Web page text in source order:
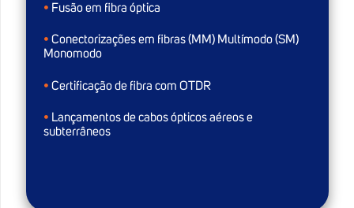
• Fusão em fibra óptica
• Conectorizações em fibras (MM) Multímodo (SM)
Monomodo
• Certificação de fibra com OTDR
• Lançamentos de cabos ópticos aéreos e
subterrâneos